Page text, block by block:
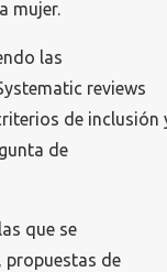
mujer.
las
reviews
de inclusión
de
que se
propuestas de